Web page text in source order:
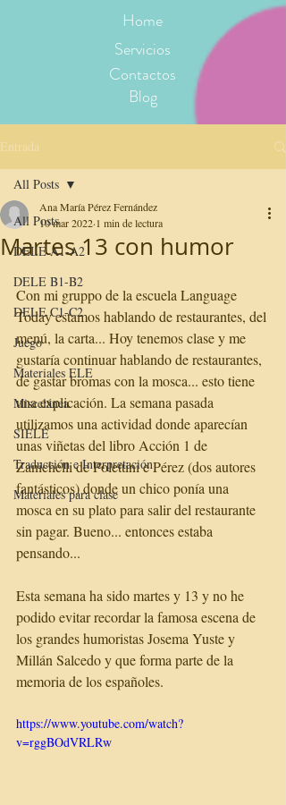
Home
Servicios
Contactos
Blog
Entrada
All Posts
DELE A1-A2
DELE B1-B2
DELE C1-C2
Juego
Materiales ELE
Miscelánea
SIELE
Traducción e Interpretación
Materiales para clase
All Posts
Martes 13 con humor
Ana María Pérez Fernández
10 mar 2022 1 min de lectura
Con mi gruppo de la escuela Language
Today estamos hablando de restaurantes, del
menú, la carta... Hoy tenemos clase y me
gustaría continuar hablando de restaurantes,
de gastar bromas con la mosca... esto tiene
una explicación. La semana pasada
utilizamos una actividad donde aparecían
unas viñetas del libro Acción 1 de
Zanichelli de Polettini e Pérez (dos autores
fantásticos) donde un chico ponía una
mosca en su plato para salir del restaurante
sin pagar. Bueno... entonces estaba
pensando...
Esta semana ha sido martes y 13 y no he
podido evitar recordar la famosa escena de
los grandes humoristas Josema Yuste y
Millán Salcedo y que forma parte de la
memoria de los españoles.
https://www.youtube.com/watch?
v=rggBOdVRLRw